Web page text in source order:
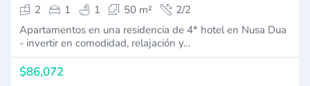
2
1 1 50 m²
2/2
Apartamentos en una residencia de 4* hotel en Nusa Dua
- invertir en comodidad, relajación y…
$86,072